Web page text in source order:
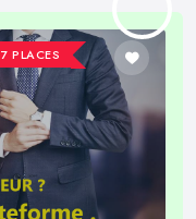
7 PLACES